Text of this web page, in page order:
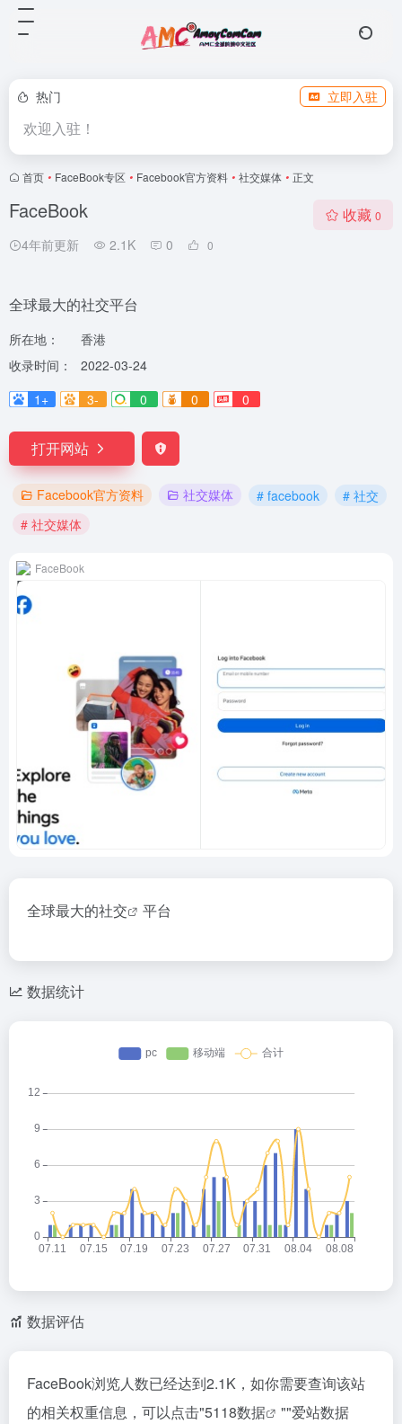
热门 立即入驻
欢迎入驻！
首页 • FaceBook专区 • Facebook官方资料 • 社交媒体 • 正文
FaceBook
4年前更新 2.1K 0 0
收藏 0
全球最大的社交平台
所在地：
香港
收录时间：
2022-03-24
1+
3- 0 0 0
打开网站
Facebook官方资料 社交媒体 # facebook
# 社交
# 社交媒体
FaceBook
全球最大的社交 平台
数据统计
数据评估
FaceBook浏览人数已经达到2.1K，如你需要查询该站
的相关权重信息，可以点击"5118数据 ""爱站数据